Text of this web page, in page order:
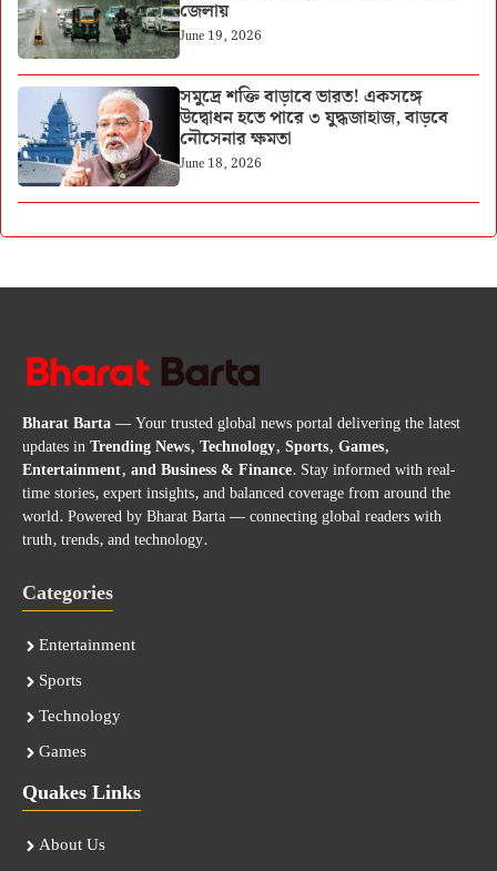
জেলায়
June 19, 2026
সমুদ্রে শক্তি বাড়াবে ভারত! একসঙ্গে
উদ্বোধন হতে পারে ৩ যুদ্ধজাহাজ, বাড়বে
নৌসেনার ক্ষমতা
June 18, 2026
Bharat Barta— Your trusted global news portal delivering the latest
updates inTrending News, Technology, Sports, Games,
Entertainment, and Business & Finance. Stay informed with real-
time stories, expert insights, and balanced coverage from around the
world. Powered by Bharat Barta — connecting global readers with
truth, trends, and technology.
Categories
Entertainment
Sports
Technology
Games
Quakes Links
About Us